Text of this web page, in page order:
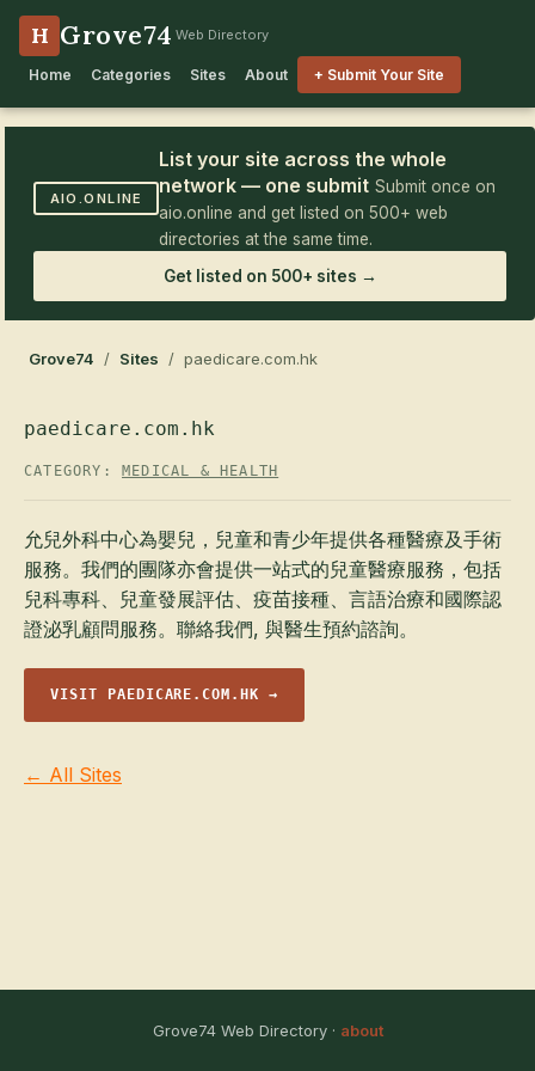
H Grove74 Web Directory
Home Categories Sites About + Submit Your Site
AIO.ONLINE
List your site across the whole
network — one submit Submit once on
aio.online and get listed on 500+ web
directories at the same time.
Get listed on 500+ sites →
Grove74 / Sites / paedicare.com.hk
paedicare.com.hk
CATEGORY: MEDICAL & HEALTH
允兒外科中心為嬰兒，兒童和青少年提供各種醫療及手術
服務。我們的團隊亦會提供一站式的兒童醫療服務，包括
兒科專科、兒童發展評估、疫苗接種、言語治療和國際認
證泌乳顧問服務。聯絡我們, 與醫生預約諮詢。
VISIT PAEDICARE.COM.HK →
← All Sites
Grove74 Web Directory · about